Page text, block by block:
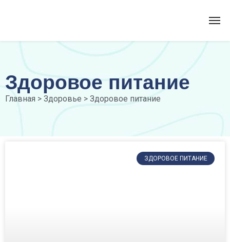
Здоровое питание
Главная > Здоровье > Здоровое питание
ЗДОРОВОЕ ПИТАНИЕ